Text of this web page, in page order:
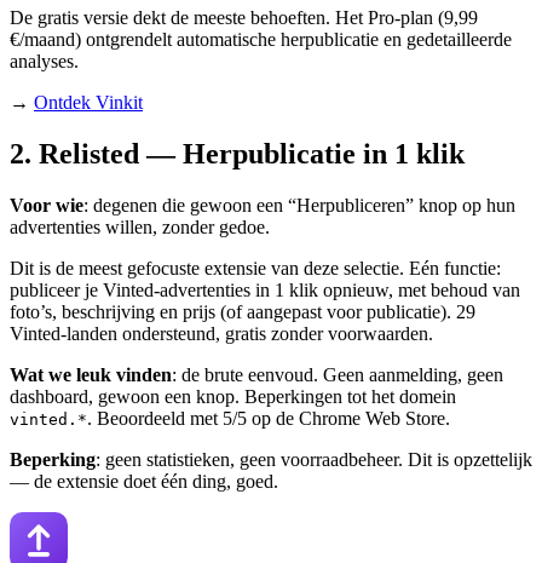
De gratis versie dekt de meeste behoeften. Het Pro-plan (9,99
€/maand) ontgrendelt automatische herpublicatie en gedetailleerde
analyses.
→ Ontdek Vinkit
2. Relisted — Herpublicatie in 1 klik
Voor wie: degenen die gewoon een “Herpubliceren” knop op hun
advertenties willen, zonder gedoe.
Dit is de meest gefocuste extensie van deze selectie. Eén functie:
publiceer je Vinted-advertenties in 1 klik opnieuw, met behoud van
foto’s, beschrijving en prijs (of aangepast voor publicatie). 29
Vinted-landen ondersteund, gratis zonder voorwaarden.
Wat we leuk vinden: de brute eenvoud. Geen aanmelding, geen
dashboard, gewoon een knop. Beperkingen tot het domein
vinted.*. Beoordeeld met 5/5 op de Chrome Web Store.
Beperking: geen statistieken, geen voorraadbeheer. Dit is opzettelijk
— de extensie doet één ding, goed.